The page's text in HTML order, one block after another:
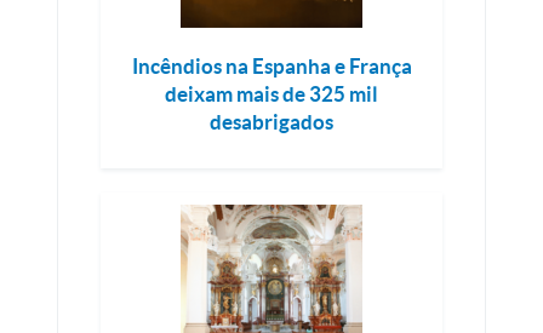
Incêndios na Espanha e França
deixam mais de 325 mil
desabrigados